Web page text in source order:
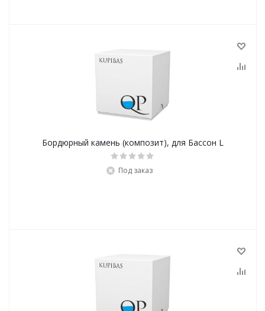
Бордюрный камень (композит), для Бассон L
Под заказ